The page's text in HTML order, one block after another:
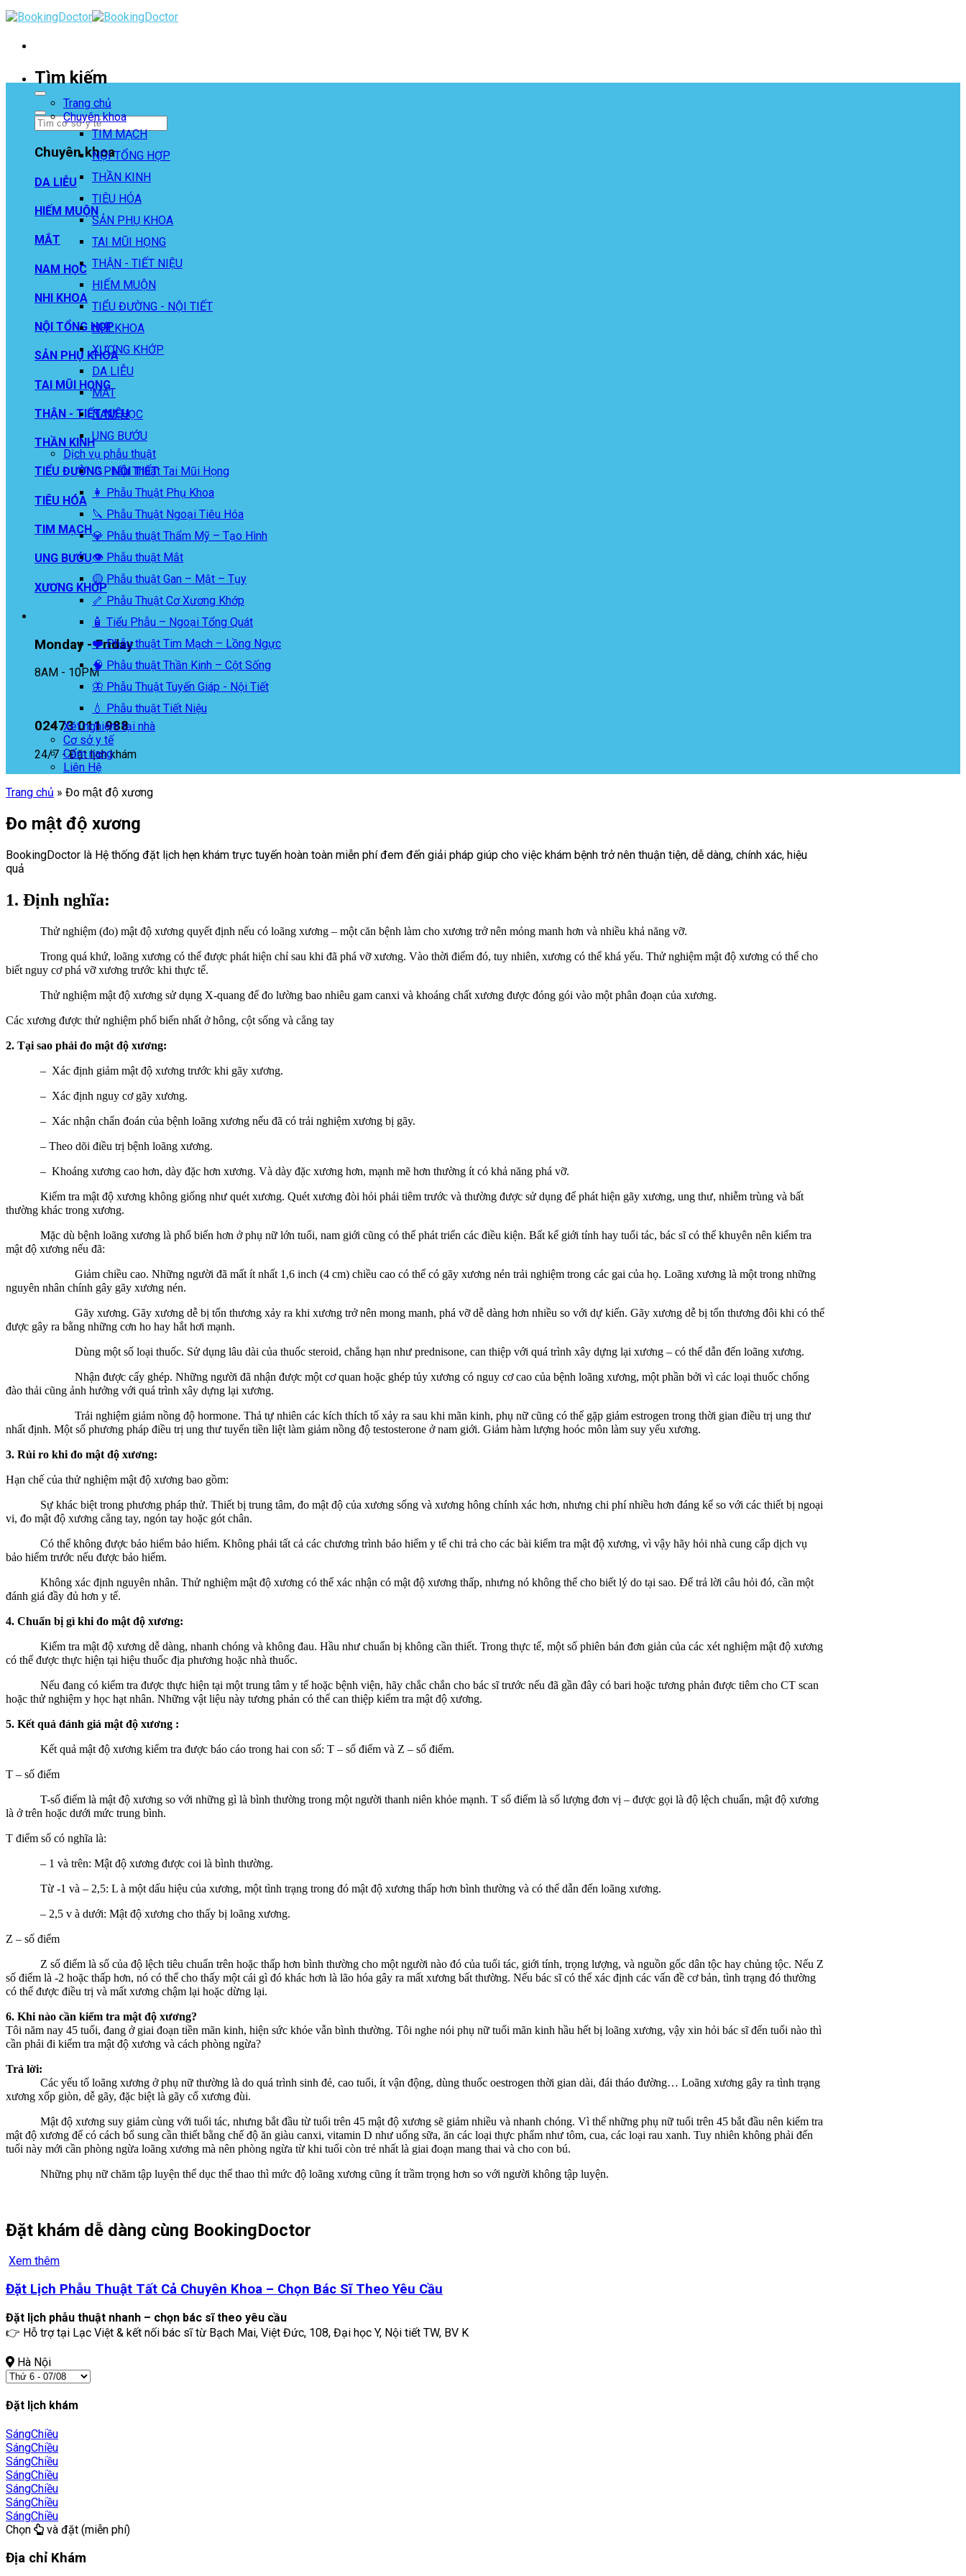
Skip
to
Tìm kiếm
Chuyên khoa
DA LIỄU
HIẾM MUỘN
MẮT
NAM HỌC
NHI KHOA
NỘI TỔNG HỢP
SẢN PHỤ KHOA
TAI MŨI HỌNG
THẬN - TIẾT NIỆU
THẦN KINH
TIỂU ĐƯỜNG - NỘI TIẾT
TIÊU HÓA
TIM MẠCH
UNG BƯỚU
XƯƠNG KHỚP
Monday - Friday
8AM - 10PM
02473 011 988
24/7 - Đặt lịch khám
Trang chủ
Chuyên khoa
TIM MẠCH
NỘI TỔNG HỢP
THẦN KINH
TIÊU HÓA
SẢN PHỤ KHOA
TAI MŨI HỌNG
THẬN - TIẾT NIỆU
HIẾM MUỘN
TIỂU ĐƯỜNG - NỘI TIẾT
NHI KHOA
XƯƠNG KHỚP
DA LIỄU
MẮT
NAM HỌC
UNG BƯỚU
Dịch vụ phẫu thuật
👃Phẫu Thuật Tai Mũi Họng
👩 Phẫu Thuật Phụ Khoa
🔪 Phẫu Thuật Ngoại Tiêu Hóa
💎 Phẫu thuật Thẩm Mỹ – Tạo Hình
👁️ Phẫu thuật Mắt
🟡 Phẫu thuật Gan – Mật – Tụy
🦴 Phẫu Thuật Cơ Xương Khớp
🧴 Tiểu Phẫu – Ngoại Tổng Quát
❤️ Phẫu thuật Tim Mạch – Lồng Ngực
🧠 Phẫu thuật Thần Kinh – Cột Sống
🦋 Phẫu Thuật Tuyến Giáp - Nội Tiết
💧 Phẫu thuật Tiết Niệu
Xét nghiệm tại nhà
Cơ sở y tế
Cẩm nang
Liên Hệ
Trang chủ » Đo mật độ xương
Đo mật độ xương
BookingDoctor là Hệ thống đặt lịch hẹn khám trực tuyến hoàn toàn miễn phí đem đến giải pháp giúp cho việc khám bệnh trở nên thuận tiện, dễ dàng, chính xác, hiệu
quả
1. Định nghĩa:
Thử nghiệm (đo) mật độ xương quyết định nếu có loãng xương – một căn bệnh làm cho xương trở nên mỏng manh hơn và nhiều khả năng vỡ.
Trong quá khứ, loãng xương có thể được phát hiện chỉ sau khi đã phá vỡ xương. Vào thời điểm đó, tuy nhiên, xương có thể khá yếu. Thử nghiệm mật độ xương có thể cho
biết nguy cơ phá vỡ xương trước khi thực tế.
Thử nghiệm mật độ xương sử dụng X-quang để đo lường bao nhiêu gam canxi và khoáng chất xương được đóng gói vào một phân đoạn của xương.
Các xương được thử nghiệm phổ biến nhất ở hông, cột sống và cẳng tay
2. Tại sao phải đo mật độ xương:
– Xác định giảm mật độ xương trước khi gãy xương.
– Xác định nguy cơ gãy xương.
– Xác nhận chẩn đoán của bệnh loãng xương nếu đã có trải nghiệm xương bị gãy.
– Theo dõi điều trị bệnh loãng xương.
– Khoáng xương cao hơn, dày đặc hơn xương. Và dày đặc xương hơn, mạnh mẽ hơn thường ít có khả năng phá vỡ.
Kiểm tra mật độ xương không giống như quét xương. Quét xương đòi hỏi phải tiêm trước và thường được sử dụng để phát hiện gãy xương, ung thư, nhiễm trùng và bất
thường khác trong xương.
Mặc dù bệnh loãng xương là phổ biến hơn ở phụ nữ lớn tuổi, nam giới cũng có thể phát triển các điều kiện. Bất kể giới tính hay tuổi tác, bác sĩ có thể khuyên nên kiểm tra
mật độ xương nếu đã:
Giảm chiều cao. Những người đã mất ít nhất 1,6 inch (4 cm) chiều cao có thể có gãy xương nén trải nghiệm trong các gai của họ. Loãng xương là một trong những
nguyên nhân chính gây gãy xương nén.
Gãy xương. Gãy xương dễ bị tổn thương xảy ra khi xương trở nên mong manh, phá vỡ dễ dàng hơn nhiều so với dự kiến. Gãy xương dễ bị tổn thương đôi khi có thể
được gây ra bằng những cơn ho hay hắt hơi mạnh.
Dùng một số loại thuốc. Sử dụng lâu dài của thuốc steroid, chẳng hạn như prednisone, can thiệp với quá trình xây dựng lại xương – có thể dẫn đến loãng xương.
Nhận được cấy ghép. Những người đã nhận được một cơ quan hoặc ghép tủy xương có nguy cơ cao của bệnh loãng xương, một phần bởi vì các loại thuốc chống
đào thải cũng ảnh hưởng với quá trình xây dựng lại xương.
Trải nghiệm giảm nồng độ hormone. Thả tự nhiên các kích thích tố xảy ra sau khi mãn kinh, phụ nữ cũng có thể gặp giảm estrogen trong thời gian điều trị ung thư
nhất định. Một số phương pháp điều trị ung thư tuyến tiền liệt làm giảm nồng độ testosterone ở nam giới. Giảm hàm lượng hoóc môn làm suy yếu xương.
3. Rủi ro khi đo mật độ xương:
Hạn chế của thử nghiệm mật độ xương bao gồm:
Sự khác biệt trong phương pháp thử. Thiết bị trung tâm, đo mật độ của xương sống và xương hông chính xác hơn, nhưng chi phí nhiều hơn đáng kể so với các thiết bị ngoại
vi, đo mật độ xương cẳng tay, ngón tay hoặc gót chân.
Có thể không được bảo hiểm bảo hiểm. Không phải tất cả các chương trình bảo hiểm y tế chi trả cho các bài kiểm tra mật độ xương, vì vậy hãy hỏi nhà cung cấp dịch vụ
bảo hiểm trước nếu được bảo hiểm.
Không xác định nguyên nhân. Thử nghiệm mật độ xương có thể xác nhận có mật độ xương thấp, nhưng nó không thể cho biết lý do tại sao. Để trả lời câu hỏi đó, cần một
đánh giá đầy đủ hơn y tế.
4. Chuẩn bị gì khi đo mật độ xương:
Kiểm tra mật độ xương dễ dàng, nhanh chóng và không đau. Hầu như chuẩn bị không cần thiết. Trong thực tế, một số phiên bản đơn giản của các xét nghiệm mật độ xương
có thể được thực hiện tại hiệu thuốc địa phương hoặc nhà thuốc.
Nếu đang có kiểm tra được thực hiện tại một trung tâm y tế hoặc bệnh viện, hãy chắc chắn cho bác sĩ trước nếu đã gần đây có bari hoặc tương phản được tiêm cho CT scan
hoặc thử nghiệm y học hạt nhân. Những vật liệu này tương phản có thể can thiệp kiểm tra mật độ xương.
5. Kết quả đánh giá mật độ xương :
Kết quả mật độ xương kiểm tra được báo cáo trong hai con số: T – số điểm và Z – số điểm.
T – số điểm
T-số điểm là mật độ xương so với những gì là bình thường trong một người thanh niên khỏe mạnh. T số điểm là số lượng đơn vị – được gọi là độ lệch chuẩn, mật độ xương
là ở trên hoặc dưới mức trung bình.
T điểm số có nghĩa là:
– 1 và trên: Mật độ xương được coi là bình thường.
Từ -1 và – 2,5: L à một dấu hiệu của xương, một tình trạng trong đó mật độ xương thấp hơn bình thường và có thể dẫn đến loãng xương.
– 2,5 v à dưới: Mật độ xương cho thấy bị loãng xương.
Z – số điểm
Z số điểm là số của độ lệch tiêu chuẩn trên hoặc thấp hơn bình thường cho một người nào đó của tuổi tác, giới tính, trọng lượng, và nguồn gốc dân tộc hay chủng tộc. Nếu Z
số điểm là -2 hoặc thấp hơn, nó có thể cho thấy một cái gì đó khác hơn là lão hóa gây ra mất xương bất thường. Nếu bác sĩ có thể xác định các vấn đề cơ bản, tình trạng đó thường
có thể được điều trị và mất xương chậm lại hoặc dừng lại.
6. Khi nào cần kiểm tra mật độ xương?
Tôi năm nay 45 tuổi, đang ở giai đoạn tiền mãn kinh, hiện sức khỏe vẫn bình thường. Tôi nghe nói phụ nữ tuổi mãn kinh hầu hết bị loãng xương, vậy xin hỏi bác sĩ đến tuổi nào thì
cần phải đi kiểm tra mật độ xương và cách phòng ngừa?
Trả lời:
Các yếu tố loãng xương ở phụ nữ thường là do quá trình sinh đẻ, cao tuổi, ít vận động, dùng thuốc oestrogen thời gian dài, đái tháo đường… Loãng xương gây ra tình trạng
xương xốp giòn, dễ gãy, đặc biệt là gãy cổ xương đùi.
Mật độ xương suy giảm cùng với tuổi tác, nhưng bắt đầu từ tuổi trên 45 mật độ xương sẽ giảm nhiều và nhanh chóng. Vì thế những phụ nữ tuổi trên 45 bắt đầu nên kiểm tra
mật độ xương để có cách bổ sung cần thiết bằng chế độ ăn giàu canxi, vitamin D như uống sữa, ăn các loại thực phẩm như tôm, cua, các loại rau xanh. Tuy nhiên không phải đến
tuổi này mới cần phòng ngừa loãng xương mà nên phòng ngừa từ khi tuổi còn trẻ nhất là giai đoạn mang thai và cho con bú.
Những phụ nữ chăm tập luyện thể dục thể thao thì mức độ loãng xương cũng ít trầm trọng hơn so với người không tập luyện.
Đặt khám dễ dàng cùng BookingDoctor
Xem thêm
Đặt Lịch Phẫu Thuật Tất Cả Chuyên Khoa – Chọn Bác Sĩ Theo Yêu Cầu
Đặt lịch phẫu thuật nhanh – chọn bác sĩ theo yêu cầu
👉 Hỗ trợ tại Lạc Việt & kết nối bác sĩ từ Bạch Mai, Việt Đức, 108, Đại học Y, Nội tiết TW, BV K
Hà Nội
Đặt lịch khám
SángChiều
SángChiều
SángChiều
SángChiều
SángChiều
SángChiều
SángChiều
Chọn
và đặt (miễn phí)
Địa chỉ Khám